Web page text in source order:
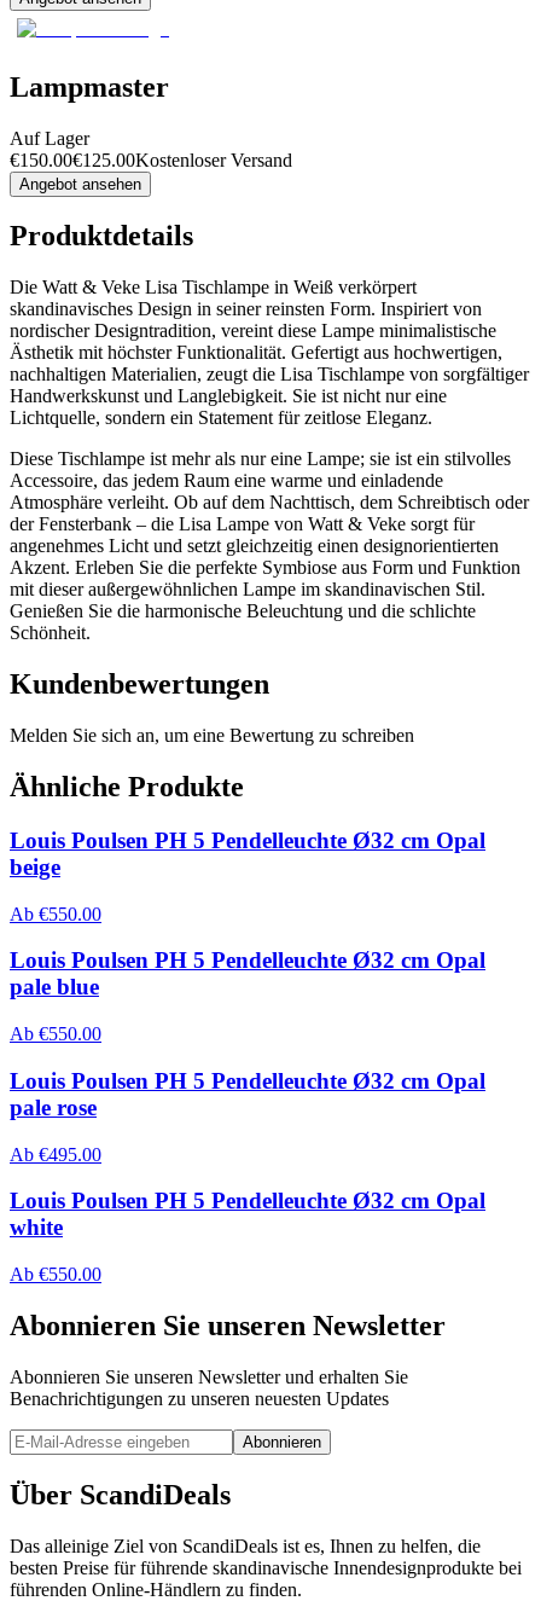
Lampmaster
Auf Lager
€150.00€125.00Kostenloser Versand
Angebot ansehen
Produktdetails
Die Watt & Veke Lisa Tischlampe in Weiß verkörpert
skandinavisches Design in seiner reinsten Form. Inspiriert von
nordischer Designtradition, vereint diese Lampe minimalistische
Ästhetik mit höchster Funktionalität. Gefertigt aus hochwertigen,
nachhaltigen Materialien, zeugt die Lisa Tischlampe von sorgfältiger
Handwerkskunst und Langlebigkeit. Sie ist nicht nur eine
Lichtquelle, sondern ein Statement für zeitlose Eleganz.
Diese Tischlampe ist mehr als nur eine Lampe; sie ist ein stilvolles
Accessoire, das jedem Raum eine warme und einladende
Atmosphäre verleiht. Ob auf dem Nachttisch, dem Schreibtisch oder
der Fensterbank – die Lisa Lampe von Watt & Veke sorgt für
angenehmes Licht und setzt gleichzeitig einen designorientierten
Akzent. Erleben Sie die perfekte Symbiose aus Form und Funktion
mit dieser außergewöhnlichen Lampe im skandinavischen Stil.
Genießen Sie die harmonische Beleuchtung und die schlichte
Schönheit.
Kundenbewertungen
Melden Sie sich an, um eine Bewertung zu schreiben
Ähnliche Produkte
Louis Poulsen PH 5 Pendelleuchte Ø32 cm Opal
beige
Ab €550.00
Louis Poulsen PH 5 Pendelleuchte Ø32 cm Opal
pale blue
Ab €550.00
Louis Poulsen PH 5 Pendelleuchte Ø32 cm Opal
pale rose
Ab €495.00
Louis Poulsen PH 5 Pendelleuchte Ø32 cm Opal
white
Ab €550.00
Abonnieren Sie unseren Newsletter
Abonnieren Sie unseren Newsletter und erhalten Sie
Benachrichtigungen zu unseren neuesten Updates
Abonnieren
Über ScandiDeals
Das alleinige Ziel von ScandiDeals ist es, Ihnen zu helfen, die
besten Preise für führende skandinavische Innendesignprodukte bei
führenden Online-Händlern zu finden.